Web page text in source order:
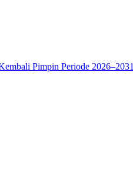
Pimpin Periode 2026–2031